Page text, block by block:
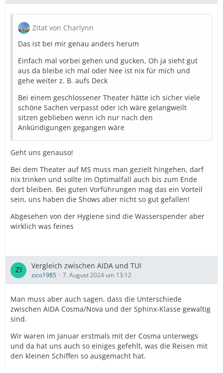
Zitat von Charlynn
Das ist bei mir genau anders herum
Einfach mal vorbei gehen und gucken, Oh ja sieht gut
aus da bleibe ich mal oder Nee ist nix für mich und
gehe weiter z. B. aufs Deck
Bei einem geschlossener Theater hätte ich sicher viele
schöne Sachen verpasst oder ich wäre gelangweilt
sitzen geblieben wenn ich nur nach den
Ankündigungen gegangen wäre
Geht uns genauso!
Bei dem Theater auf MS muss man gezielt hingehen, darf
nix trinken und sollte im Optimalfall auch bis zum Ende
dort bleiben. Bei guten Vorführungen mag das ein Vorteil
sein, uns haben die Shows aber nicht so gut gefallen!
Abgesehen von der Hygiene sind die Wasserspender aber
wirklich was feines
Vergleich zwischen AIDA und TUI
zico1985 7. August 2024 um 13:12
Man muss aber auch sagen, dass die Unterschiede
zwischen AIDA Cosma/Nova und der Sphinx-Klasse gewaltig
sind.
Wir waren im Januar erstmals mit der Cosma unterwegs
und da hat uns auch so einiges gefehlt, was die Reisen mit
den kleinen Schiffen so ausgemacht hat.